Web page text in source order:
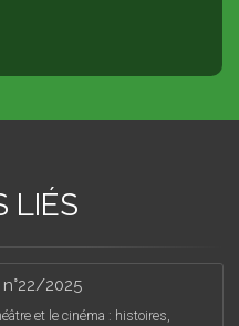
LIÉS
2025
et le cinéma : histoires,